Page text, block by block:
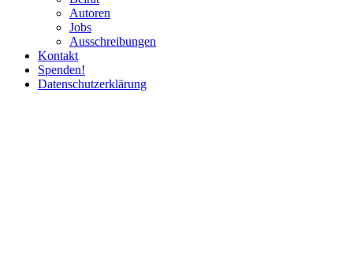
Autoren
Jobs
Ausschrei­bungen
Kontakt
Spenden!
Daten­schutz­er­klärung